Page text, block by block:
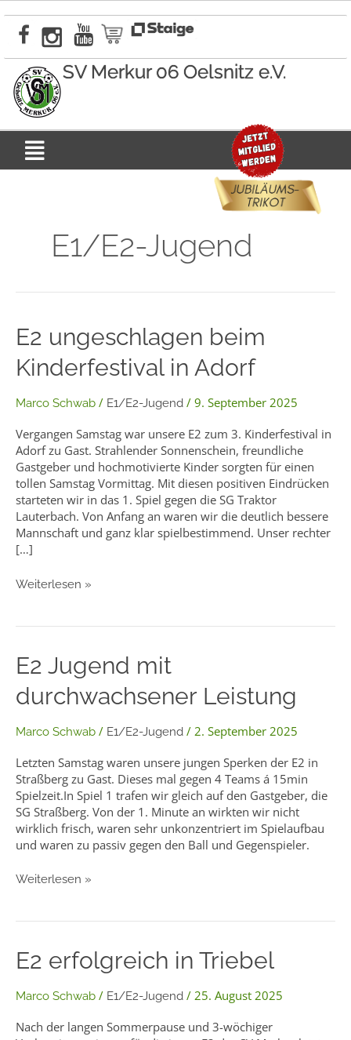
Inhalt
springen
SV Merkur 06 Oelsnitz e.V.
Menü
E1/E2-Jugend
E2 ungeschlagen beim
Kinderfestival in Adorf
Marco Schwab / E1/E2-Jugend / 9. September 2025
Vergangen Samstag war unsere E2 zum 3. Kinderfestival in
Adorf zu Gast. Strahlender Sonnenschein, freundliche
Gastgeber und hochmotivierte Kinder sorgten für einen
tollen Samstag Vormittag. Mit diesen positiven Eindrücken
starteten wir in das 1. Spiel gegen die SG Traktor
Lauterbach. Von Anfang an waren wir die deutlich bessere
Mannschaft und ganz klar spielbestimmend. Unser rechter
[…]
E2
ungeschlagen
beim
Kinderfestival
Adorf
Weiterlesen »
E2 Jugend mit
durchwachsener Leistung
Marco Schwab / E1/E2-Jugend / 2. September 2025
Letzten Samstag waren unsere jungen Sperken der E2 in
Straßberg zu Gast. Dieses mal gegen 4 Teams á 15min
Spielzeit.In Spiel 1 trafen wir gleich auf den Gastgeber, die
SG Straßberg. Von der 1. Minute an wirkten wir nicht
wirklich frisch, waren sehr unkonzentriert im Spielaufbau
und waren zu passiv gegen den Ball und Gegenspieler.
E2
Jugend
mit
durchwachsener
Weiterlesen »
E2 erfolgreich in Triebel
Marco Schwab / E1/E2-Jugend / 25. August 2025
Nach der langen Sommerpause und 3-wöchiger
E2
erfolgreich
Triebel